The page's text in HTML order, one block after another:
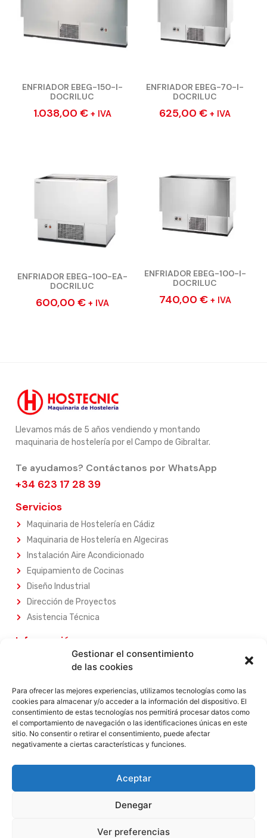
Gestionar el consentimiento
de las cookies
Para ofrecer las mejores experiencias, utilizamos tecnologías como las
cookies para almacenar y/o acceder a la información del dispositivo. El
consentimiento de estas tecnologías nos permitirá procesar datos como
el comportamiento de navegación o las identificaciones únicas en este
sitio. No consentir o retirar el consentimiento, puede afectar
negativamente a ciertas características y funciones.
Aceptar
Denegar
Ver preferencias
ENFRIADOR EBEG-150-I-
DOCRILUC
1.038,00 € + IVA
ENFRIADOR EBEG-70-I-
DOCRILUC
625,00 € + IVA
ENFRIADOR EBEG-100-EA-
DOCRILUC
600,00 € + IVA
ENFRIADOR EBEG-100-I-
DOCRILUC
740,00 € + IVA
Llevamos más de 5 años vendiendo y montando
maquinaria de hostelería por el Campo de Gibraltar.
Te ayudamos? Contáctanos por WhatsApp
+34 623 17 28 39
Servicios
Maquinaria de Hostelería en Cádiz
Maquinaria de Hostelería en Algeciras
Instalación Aire Acondicionado
Equipamiento de Cocinas
Diseño Industrial
Dirección de Proyectos
Asistencia Técnica
Información
Sobre Nosotros
Nuestros Servicios
Nuestros Productos
Contacta con Nosotros
Legal
Aviso Legal
Términos y Condiciones